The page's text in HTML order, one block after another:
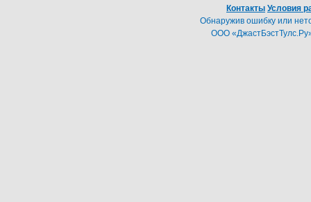
Контакты Условия
Обнаружив ошибку или
ООО